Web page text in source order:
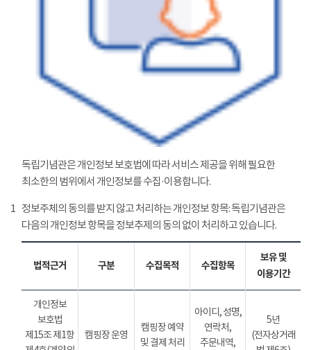
독립기념관은 개인정보 보호법에 따라 서비스 제공을 위해 필요한
최소한의 범위에서 개인정보를 수집·이용합니다.
1 정보주체의 동의를 받지 않고 처리하는 개인정보 항목: 독립기념관은
다음의 개인정보 항목을 정보추제의 동의 없이 처리하고 있습니다.
법적근거 구분 수집목적 수집항목
보유 및
이용기간
개인정보
보호법
제15조 제1항
캠핑장 운영
캠핑장 예약
및 결제 처리
아이디, 성명,
연락처,
주문내역,
5년
(전자상거래